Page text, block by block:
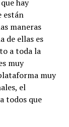
hay
están
maneras
de ellas es
a toda la
muy
muy
el
todos que